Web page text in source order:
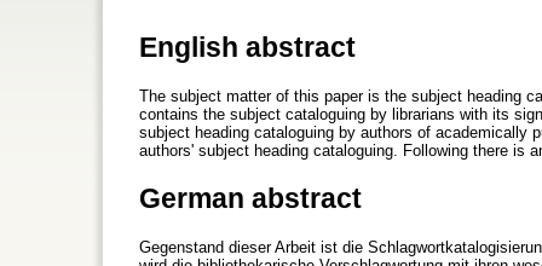
English abstract
The subject matter of this paper is the subject heading
contains the subject cataloguing by librarians with its
subject heading cataloguing by authors of academically
authors' subject heading cataloguing. Following there is
German abstract
Gegenstand dieser Arbeit ist die